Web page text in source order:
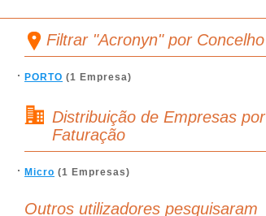
Filtrar "Acronyn" por Concelho
PORTO (1 Empresa)
Distribuição de Empresas por
Faturação
Micro (1 Empresas)
Outros utilizadores pesquisaram